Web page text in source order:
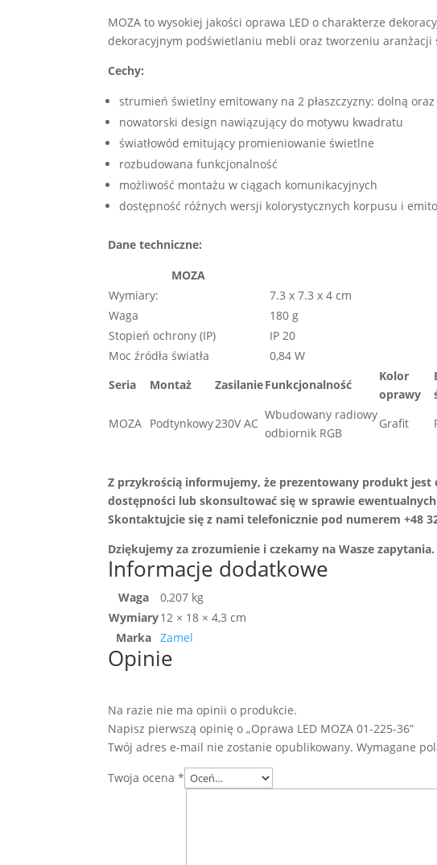
MOZA to wysokiej jakości oprawa LED o charakterze
dekoracyjnym podświetlaniu mebli oraz tworzeniu
Cechy:
strumień świetlny emitowany na 2 płaszczyzny: dolną
nowatorski design nawiązujący do motywu kwadratu
światłowód emitujący promieniowanie świetlne
rozbudowana funkcjonalność
możliwość montażu w ciągach komunikacyjnych
dostępność różnych wersji kolorystycznych korpusu i
Dane techniczne:
MOZA
Wymiary:
7.3 x 7.3 x 4 cm
Waga
180 g
Stopień ochrony (IP)
IP 20
Moc źródła światła
0,84 W
Seria
Montaż ZasilanieFunkcjonalność
Kolor
oprawy
MOZA Podtynkowy230V AC
Wbudowany radiowy
odbiornik RGB
Grafit
Z przykrością informujemy, że prezentowany produkt jest
dostępności lub skonsultować się w sprawie
Skontaktujcie się z nami telefonicznie pod numerem +48
Dziękujemy za zrozumienie i czekamy na Wasze zapytania.
Informacje dodatkowe
Waga
0,207 kg
Wymiary12 × 18 × 4,3 cm
Marka
Zamel
Opinie
Na razie nie ma opinii o produkcie.
Napisz pierwszą opinię o „Oprawa LED MOZA 01-225-36”
Twój adres e-mail nie zostanie opublikowany. Wymagane
Twoja ocena*